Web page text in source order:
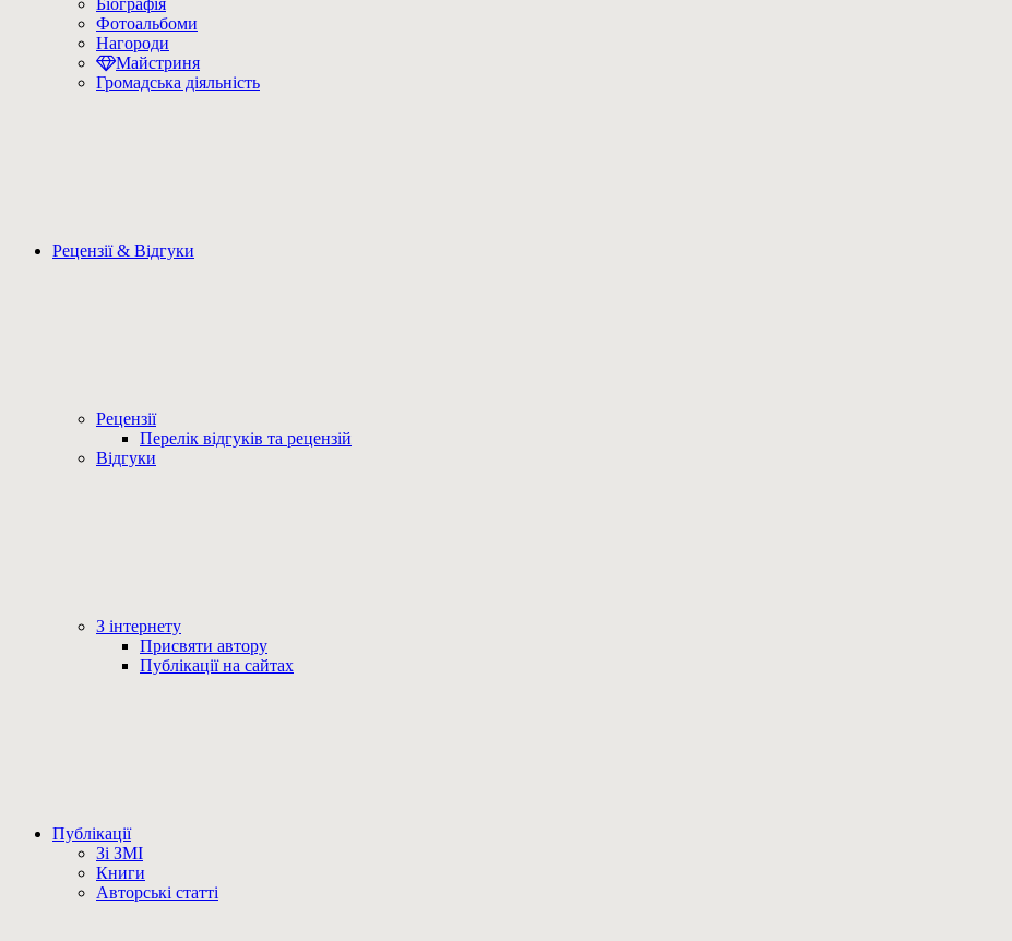
Біографія
Фотоальбоми
Нагороди
Майстриня
Громадська діяльність
Рецензії & Відгуки
Рецензії
Перелік відгуків та рецензій
Відгуки
З інтернету
Присвяти автору
Публікації на сайтах
Публікації
Зі ЗМІ
Книги
Авторські статті